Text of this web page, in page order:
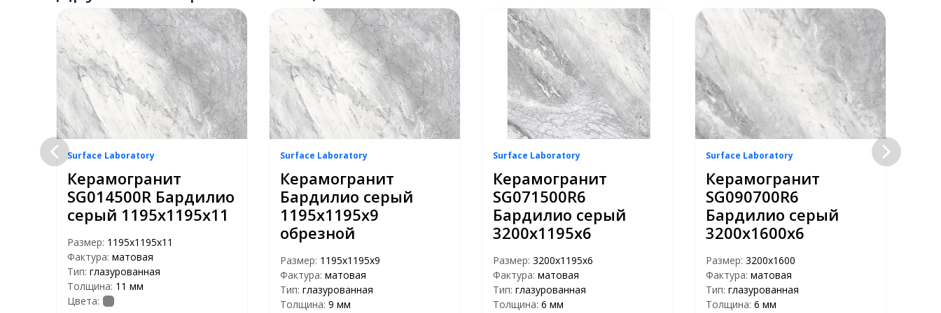
Surface Laboratory
Керамогранит
SG014500R Бардилио
серый 1195х1195х11
Размер: 1195х1195х11
Фактура: матовая
Тип: глазурованная
Толщина: 11 мм
Цвета:
Surface Laboratory
Керамогранит
Бардилио серый
1195х1195х9
обрезной
Размер: 1195х1195х9
Фактура: матовая
Тип: глазурованная
Толщина: 9 мм
Surface Laboratory
Керамогранит
SG071500R6
Бардилио серый
3200х1195х6
Размер: 3200х1195х6
Фактура: матовая
Тип: глазурованная
Толщина: 6 мм
Surface Laboratory
Керамогранит
SG090700R6
Бардилио серый
3200х1600х6
Размер: 3200x1600
Фактура: матовая
Тип: глазурованная
Толщина: 6 мм